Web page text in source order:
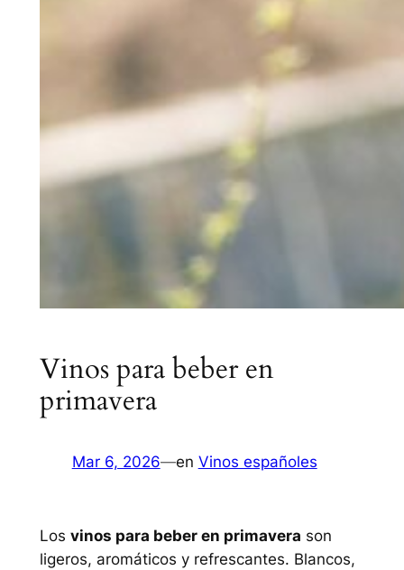
Vinos para beber en
primavera
Mar 6, 2026—en Vinos españoles
Los vinos para beber en primavera son
ligeros, aromáticos y refrescantes. Blancos,